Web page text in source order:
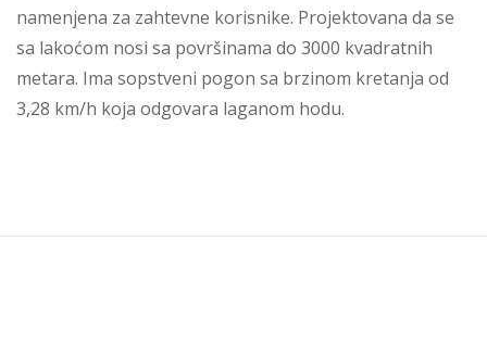
namenjena za zahtevne korisnike. Projektovana da se
sa lakoćom nosi sa površinama do 3000 kvadratnih
metara. Ima sopstveni pogon sa brzinom kretanja od
3,28 km/h koja odgovara laganom hodu.